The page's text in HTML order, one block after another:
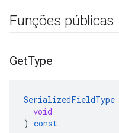
Funções públicas
GetType
SerializedFieldType
void
) const